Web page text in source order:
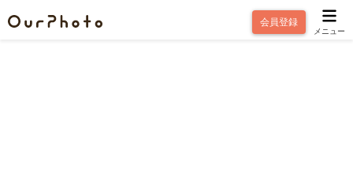
会員登録
メニュー